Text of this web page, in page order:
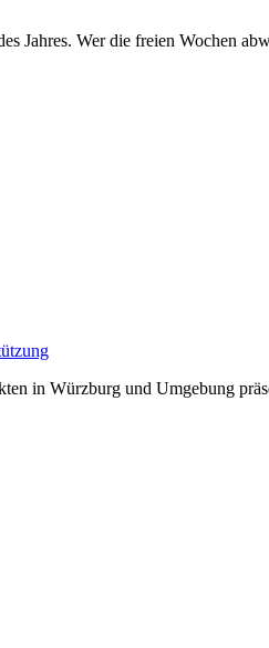
Jahres. Wer die freien Wochen
in Würzburg und Umgebung